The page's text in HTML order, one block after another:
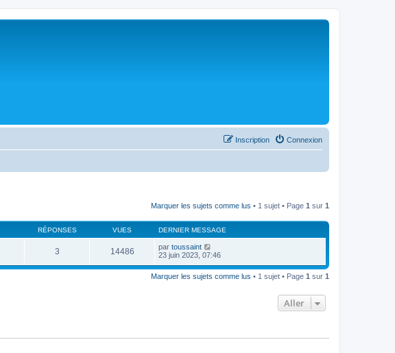
Connexion
Inscription
Marquer les sujets comme lus • 1 sujet • Page 1 sur 1
RÉPONSES VUES DERNIER MESSAGE
3 14486 par toussaint
23 juin 2023, 07:46
Marquer les sujets comme lus • 1 sujet • Page 1 sur 1
Aller